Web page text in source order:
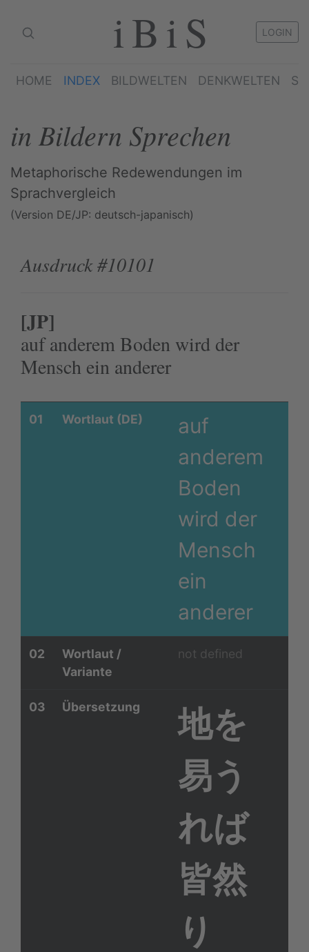
iBiS LOGIN
HOME INDEX BILDWELTEN DENKWELTEN
in Bildern Sprechen
Metaphorische Redewendungen im
Sprachvergleich
(Version DE/JP: deutsch-japanisch)
Ausdruck #10101
[JP]
auf anderem Boden wird der
Mensch ein anderer
01 Wortlaut (DE)
auf
anderem
Boden
wird der
Mensch
ein
anderer
02
Wortlaut /
Variante
not defined
03 Übersetzung
地を
易う
れば
皆然
り